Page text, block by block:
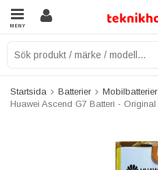
MENY
Startsida Batterier Mobilbatterier
Huawei Ascend G7 Batteri - Original